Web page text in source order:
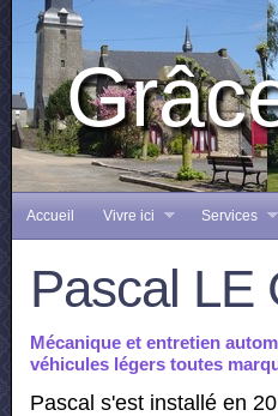
Accueil Vivre ici Services
Pascal LE
Mécanique et entretien
véhicules légers toutes
Pascal s'est installé en